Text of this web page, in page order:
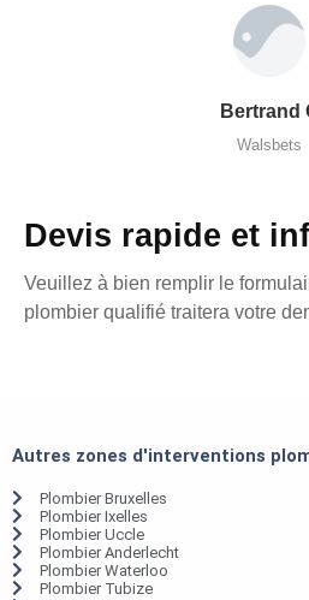
Bertrand
Walsbets
Devis rapide et
Veuillez à bien remplir le
plombier qualifié traitera votre
Autres zones d'interventions
Plombier Bruxelles
Plombier Ixelles
Plombier Uccle
Plombier Anderlecht
Plombier Waterloo
Plombier Tubize